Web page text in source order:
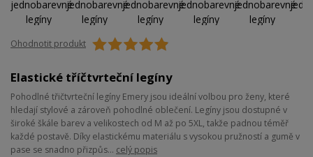
Ohodnotit produkt
Elastické tříčtvrteční legíny
Pohodlné třičtvrteční legíny Emery jsou ideální volbou pro ženy, které
hledají stylové a zároveň pohodlné oblečení. Legíny jsou dostupné v
široké škále barev a velikostech od M až po 5XL, takže padnou téměř
každé postavě. Díky elastickému materiálu s vysokou pružností a gumě v
pase se snadno přizpůs... celý popis